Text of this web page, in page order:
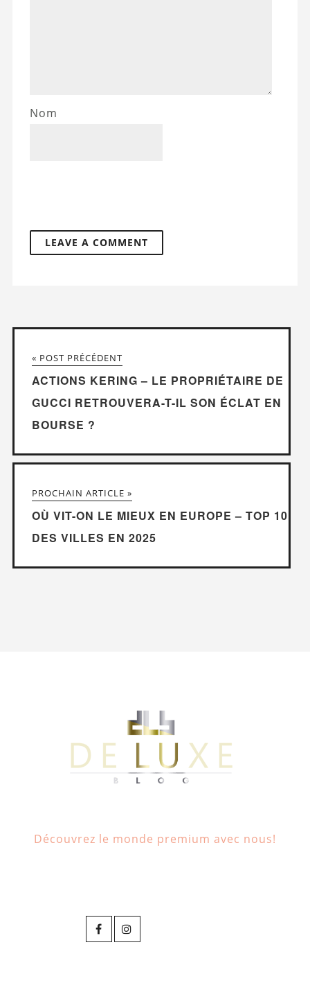
Nom
« POST PRÉCÉDENT
ACTIONS KERING – LE PROPRIÉTAIRE DE
GUCCI RETROUVERA-T-IL SON ÉCLAT EN
BOURSE ?
PROCHAIN ARTICLE »
OÙ VIT-ON LE MIEUX EN EUROPE – TOP 10
DES VILLES EN 2025
Découvrez le monde premium avec nous!